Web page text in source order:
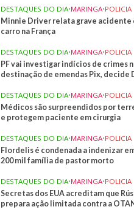
DESTAQUES DO DIA•MARINGA•POLICIA
Minnie Driver relata grave acidente
carro na França
DESTAQUES DO DIA•MARINGA•POLICIA
PF vai investigar indícios de crimes
destinação de emendas Pix, decide
DESTAQUES DO DIA•MARINGA•POLICIA
Médicos são surpreendidos por
e protegem paciente em cirurgia
DESTAQUES DO DIA•MARINGA•POLICIA
Flordelis é condenada a indenizar
200 mil família de pastor morto
DESTAQUES DO DIA•MARINGA•POLICIA
Secretas dos EUA acreditam que
prepara ação limitada contra a